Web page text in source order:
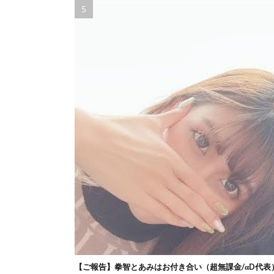
【ご報告】拳智とあみはお付き合い（超無課金/αD代表